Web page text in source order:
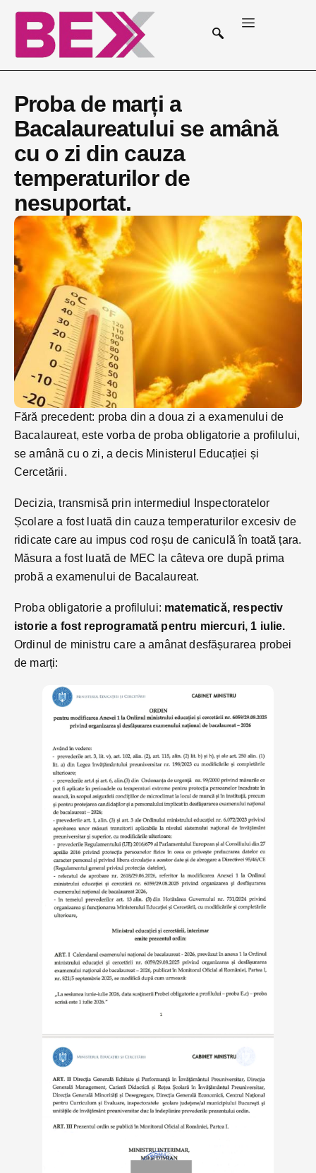
Proba de marți a
Bacalaureatului se amână
cu o zi din cauza
temperaturilor de
nesuportat.
Fără precedent: proba din a doua zi a examenului de
Bacalaureat, este vorba de proba obligatorie a profilului,
se amână cu o zi, a decis Ministerul Educației și
Cercetării.
Decizia, transmisă prin intermediul Inspectoratelor
Școlare a fost luată din cauza temperaturilor excesiv de
ridicate care au impus cod roșu de caniculă în toată țara.
Măsura a fost luată de MEC la câteva ore după prima
probă a examenului de Bacalaureat.
Proba obligatorie a profilului: matematică, respectiv
istorie a fost reprogramată pentru miercuri, 1 iulie.
Ordinul de ministru care a amânat desfășurarea probei
de marți: